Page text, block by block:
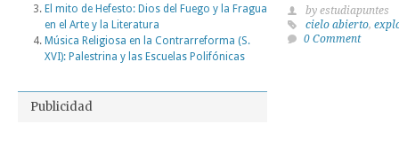
by estudiapuntes
cielo abierto,
0 Comment
El mito de Hefesto: Dios del Fuego y la Fragua
en el Arte y la Literatura
Música Religiosa en la Contrarreforma (S.
XVI): Palestrina y las Escuelas Polifónicas
Publicidad